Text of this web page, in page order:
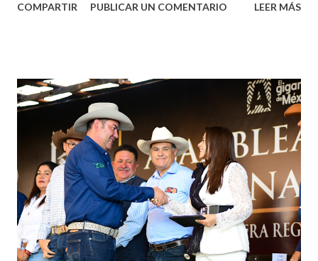
municipal, Leo Montañez dio inicio al programa
Corazón Urbano y el Municipio capital. Leo Montañez
informó que en este programa se usarán cerca de 90 mil
metros cuadrados de pintura, para dar inicio en la calle
Nieto, entre Jesús F. Elizondo y la calle 22 de Octubre, con
lo que se aplicará pintura en 66 casas. Posteriormente se
llevará este programa a Villas de Nuestra Señora de la
Asunción, Avenida Alameda y Decreto 27 de Septiembre, en
los edificios FOVISSSTE Ojo de Agua, en la comunidad
Norias de Paso Hondo y en los edificios de...
COMPARTIR PUBLICAR UN COMENTARIO LEER MÁS